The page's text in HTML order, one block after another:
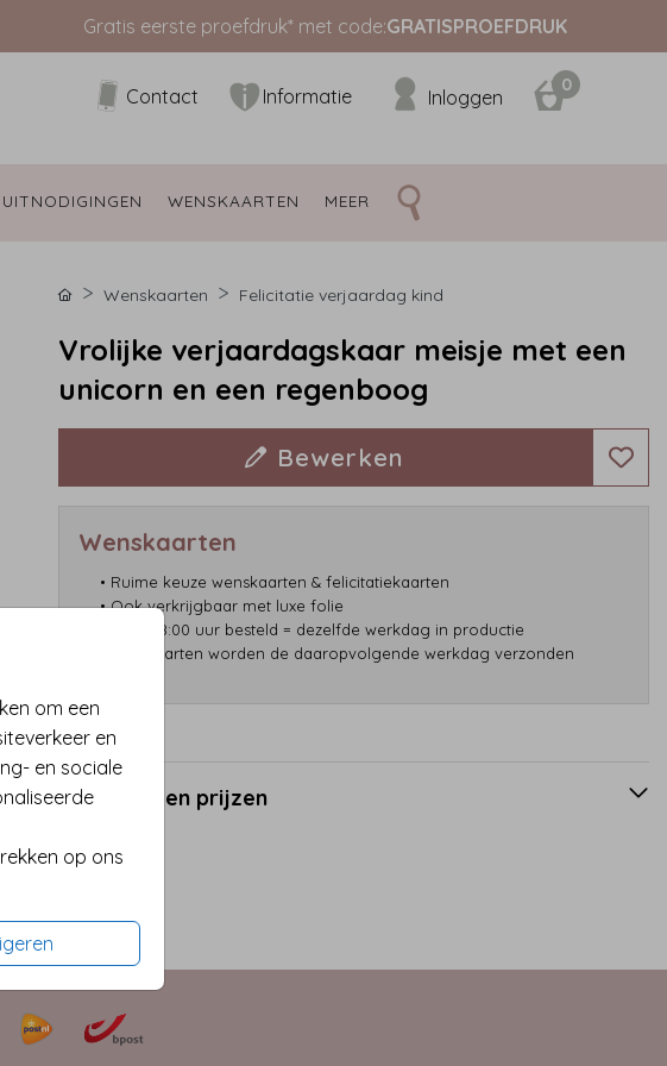
Gratis eerste proefdruk* met code:GRATISPROEFDRUK
Contact Informatie Inloggen
0
UITNODIGINGEN WENSKAARTEN MEER
om een
en
en sociale
op ons
Wenskaarten Felicitatie verjaardag kind
Vrolijke verjaardagskaar meisje met een
unicorn en een regenboog
Bewerken
Wenskaarten
• Ruime keuze wenskaarten & felicitatiekaarten
• Ook verkrijgbaar met luxe folie
• Voor 18:00 uur besteld = dezelfde werkdag in productie
• Foliekaarten worden de daaropvolgende werkdag verzonden
Formaten en prijzen